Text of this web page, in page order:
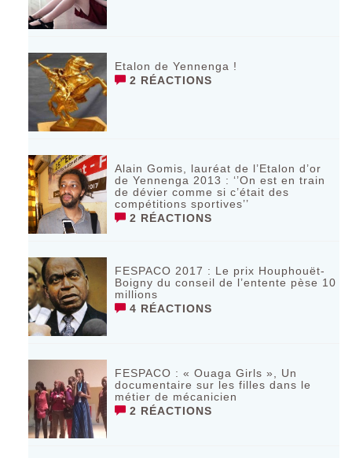
Etalon de Yennenga !
2 RÉACTIONS
Alain Gomis, lauréat de l’Etalon d’or
de Yennenga 2013 : ‘’On est en train
de dévier comme si c’était des
compétitions sportives’’
2 RÉACTIONS
FESPACO 2017 : Le prix Houphouët-
Boigny du conseil de l’entente pèse 10
millions
4 RÉACTIONS
FESPACO : « Ouaga Girls », Un
documentaire sur les filles dans le
métier de mécanicien
2 RÉACTIONS